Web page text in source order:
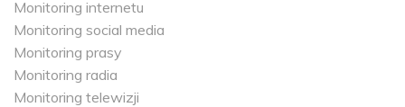
Monitoring internetu
Monitoring social media
Monitoring prasy
Monitoring radia
Monitoring telewizji